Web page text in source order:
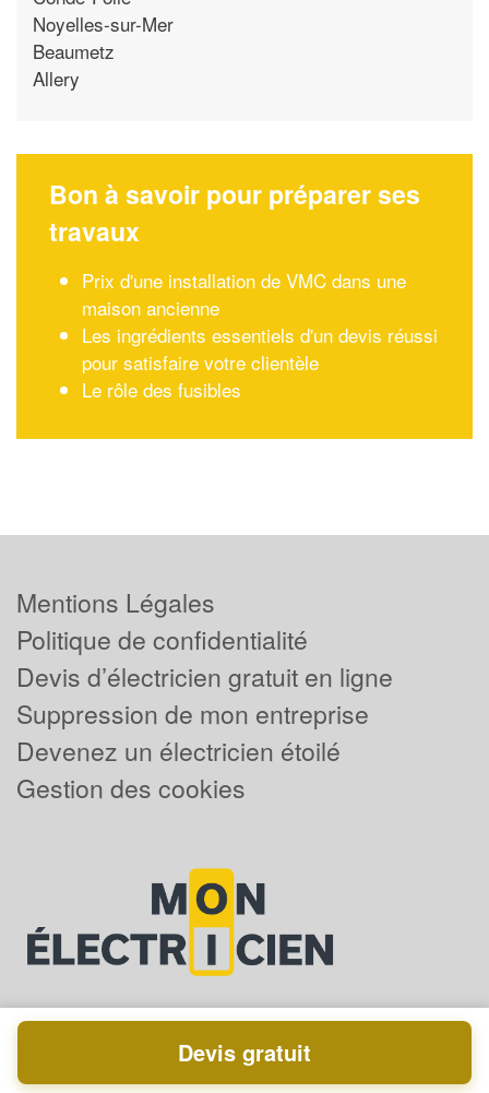
Noyelles-sur-Mer
Beaumetz
Allery
Bon à savoir pour préparer ses
travaux
Prix d'une installation de VMC dans une
maison ancienne
Les ingrédients essentiels d'un devis réussi
pour satisfaire votre clientèle
Le rôle des fusibles
Mentions Légales
Politique de confidentialité
Devis d’électricien gratuit en ligne
Suppression de mon entreprise
Devenez un électricien étoilé
Gestion des cookies
Powered byPlus que pro
Devis gratuit